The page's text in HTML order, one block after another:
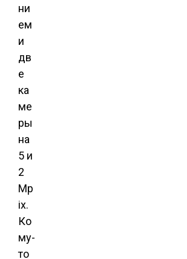
ни
ем
и
дв
е
ка
ме
ры
на
5 и
2
Mp
ix.
Ко
му-
то